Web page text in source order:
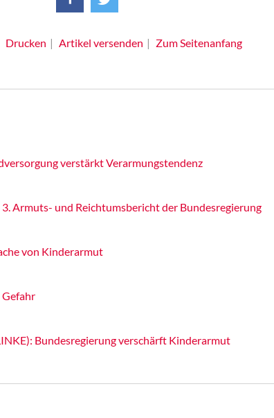
Drucken Artikel versenden Zum Seitenanfang
verstärkt Verarmungstendenz
Armuts- und Reichtumsbericht der Bundesregierung
von Kinderarmut
Gefahr
Bundesregierung verschärft Kinderarmut